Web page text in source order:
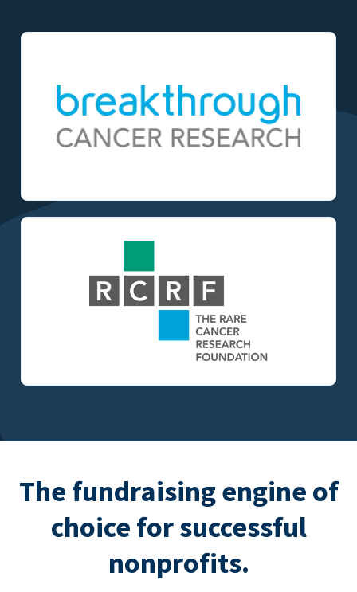
The fundraising engine of
choice for successful
nonprofits.